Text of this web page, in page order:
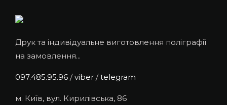
Друк та індивідуальне виготовлення поліграфії
на замовлення...
097.485.95.96 /viber /telegram
м. Київ, вул. Кирилівська, 86